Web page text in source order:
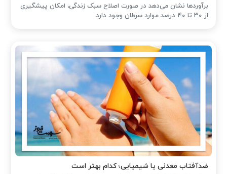
برآوردها نشان می‌دهد در صورت اصلاح سبک زندگی، امکان پیشگیری
از ۳۰ تا ۴۰ درصد موارد سرطان وجود دارد.
ضدآفتاب‌ معدنی یا شیمیایی؛ کدام بهتر است